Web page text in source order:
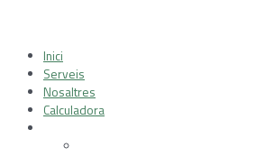
Menu
Inici
Serveis
Nosaltres
Calculadora